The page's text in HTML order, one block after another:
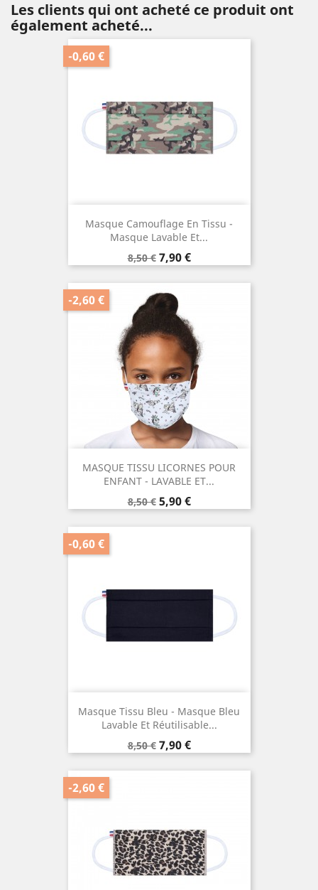
Les clients qui ont acheté ce produit ont
également acheté...
Masque Camouflage En Tissu -
Masque Lavable Et...
Prix
de
base
8,50 €
-0,60 €
Prix
7,90 €
MASQUE TISSU LICORNES POUR
ENFANT - LAVABLE ET...
Prix
de
base
8,50 €
-2,60 €
Prix
5,90 €
Masque Tissu Bleu - Masque Bleu
Lavable Et Réutilisable...
Prix
de
base
8,50 €
-0,60 €
Prix
7,90 €
-2,60 €